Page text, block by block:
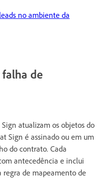
no ambiente da
de
atualizam os objetos do
Sign é assinado ou em um
do contrato. Cada
antecedência e inclui
regra de mapeamento de